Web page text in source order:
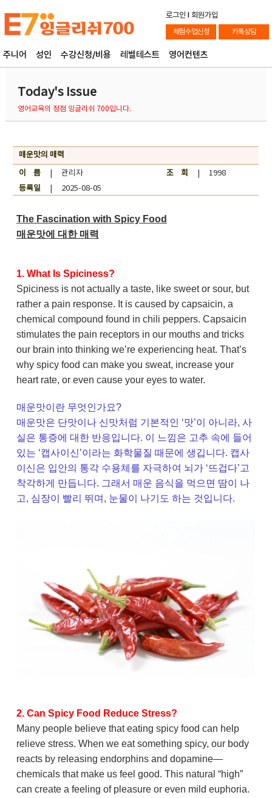
로그인 l 회원가입
체험수업신청 카톡상담
주니어 성인 수강신청/비용 레벨테스트 영어컨텐츠
Today's Issue
영어교육의 정점 잉글리쉬 700입니다.
매운맛의 매력
이 름| 관리자 조 회
| 1998
등록일| 2025-08-05
The Fascination with Spicy Food
매운맛에 대한 매력
1. What Is Spiciness?
Spiciness is not actually a taste, like sweet or sour, but
rather a pain response. It is caused by capsaicin, a
chemical compound found in chili peppers. Capsaicin
stimulates the pain receptors in our mouths and tricks
our brain into thinking we’re experiencing heat. That’s
why spicy food can make you sweat, increase your
heart rate, or even cause your eyes to water.
매운맛이란 무엇인가요?
매운맛은 단맛이나 신맛처럼 기본적인 ‘맛’이 아니라, 사
실은 통증에 대한 반응입니다. 이 느낌은 고추 속에 들어
있는 ‘캡사이신’이라는 화학물질 때문에 생깁니다. 캡사
이신은 입안의 통각 수용체를 자극하여 뇌가 ‘뜨겁다’고
착각하게 만듭니다. 그래서 매운 음식을 먹으면 땀이 나
고, 심장이 빨리 뛰며, 눈물이 나기도 하는 것입니다.
2. Can Spicy Food Reduce Stress?
Many people believe that eating spicy food can help
relieve stress. When we eat something spicy, our body
reacts by releasing endorphins and dopamine—
chemicals that make us feel good. This natural “high”
can create a feeling of pleasure or even mild euphoria.